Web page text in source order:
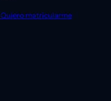
Quiero matricularme